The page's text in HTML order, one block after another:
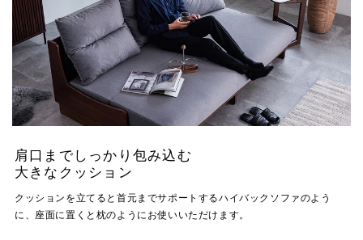
肩口までしっかり包み込む
大きなクッション
クッションを立てると首元までサポートするハイバックソファのよう
に、座面に置くと枕のようにお使いいただけます。